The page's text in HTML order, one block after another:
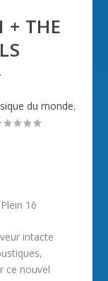
+ THE
du monde,
16
intacte
ce nouvel